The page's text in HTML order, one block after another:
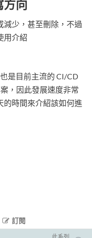
方向
減少，甚至刪除，不過
用介紹
是目前主流的 CI/CD
，因此發展速度非常
的時間來介紹該如何進
訂閱